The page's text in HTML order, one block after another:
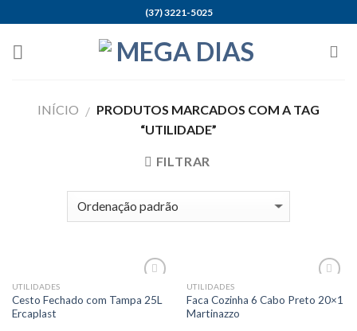
to
content
(37) 3221-5025
INÍCIO / PRODUTOS MARCADOS COM A TAG
“UTILIDADE”
FILTRAR
aos meus
UTILIDADES
Cesto Fechado com Tampa 25L
Ercaplast
aos meus
UTILIDADES
Faca Cozinha 6 Cabo Preto 20×1
Martinazzo